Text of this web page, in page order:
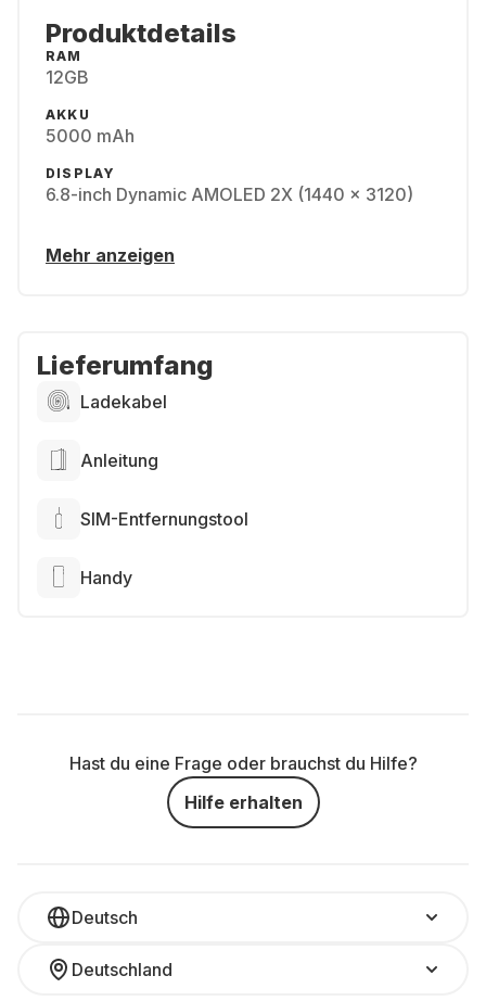
Produktdetails
RAM
12GB
AKKU
5000 mAh
DISPLAY
6.8-inch Dynamic AMOLED 2X (1440 x 3120)
Mehr anzeigen
Lieferumfang
Ladekabel
Anleitung
SIM-Entfernungstool
Handy
Hast du eine Frage oder brauchst du Hilfe?
Hilfe erhalten
Deutsch
Deutschland